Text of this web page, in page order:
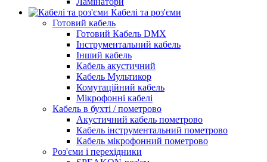
Кабелі та роз'єми
Готовий кабель
Готовий Кабель DMX
Інструментальний кабель
Інший кабель
Кабель акустичний
Кабель Мультикор
Комутаційний кабель
Мікрофонні кабелі
Кабель в бухті / пометрово
Акустичний кабель пометрово
Кабель інструментальний пометрово
Кабель мікрофонний пометрово
Роз'єми і перехідники